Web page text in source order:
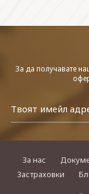
За да получавате
За нас
Застраховки